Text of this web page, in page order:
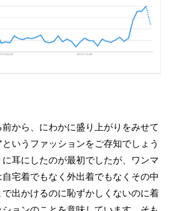
から、にわかに盛り上がりをみせて
いうファッションをご存知でしょう
耳にしたのが最初でしたが、ワンマ
宅着でもなく外出着でもなくその中
出かけるのに恥ずかしくないのに着